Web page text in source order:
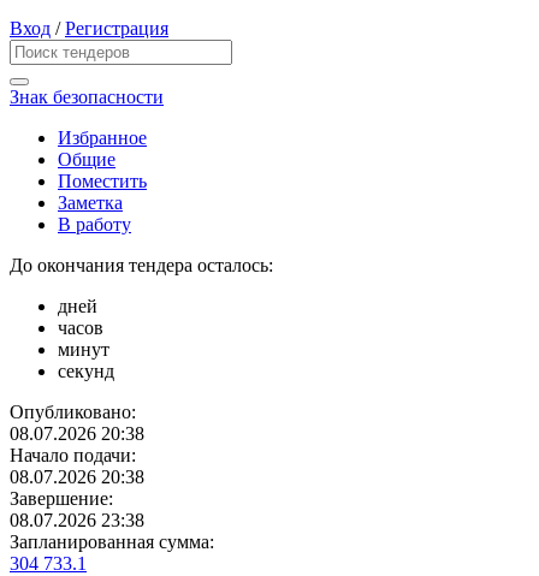
Вход /Регистрация
Знак безопасности
Избранное
Общие
Поместить
Заметка
В работу
До окончания тендера осталось:
дней
часов
минут
секунд
Опубликовано:
08.07.2026 20:38
Начало подачи:
08.07.2026 20:38
Завершение:
08.07.2026 23:38
Запланированная сумма:
304 733.1